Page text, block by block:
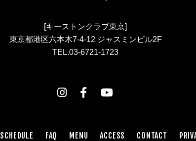
[キーストンクラブ東京]
東京都港区六本木7-4-12 ジャスミンビル2F
TEL.03-6721-1723
SCHEDULE FAQ MENU ACCESS CONTACT